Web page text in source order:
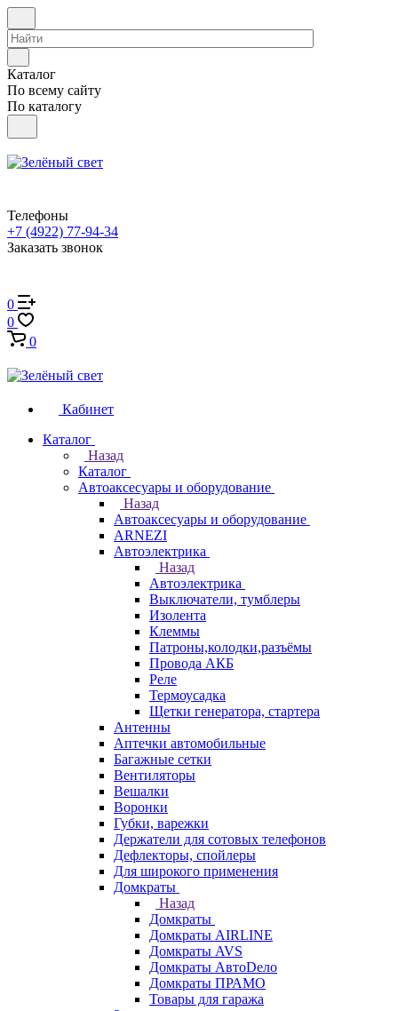
Каталог
По всему сайту
По каталогу
Телефоны
+7 (4922) 77-94-34
Заказать звонок
0
0
0
Кабинет
Каталог
Назад
Каталог
Автоаксесуары и оборудование
Назад
Автоаксесуары и оборудование
ARNEZI
Автоэлектрика
Назад
Автоэлектрика
Выключатели, тумблеры
Изолента
Клеммы
Патроны,колодки,разъёмы
Провода АКБ
Реле
Термоусадка
Щетки генератора, стартера
Антенны
Аптечки автомобильные
Багажные сетки
Вентиляторы
Вешалки
Воронки
Губки, варежки
Держатели для сотовых телефонов
Дефлекторы, спойлеры
Для широкого применения
Домкраты
Назад
Домкраты
Домкраты AIRLINE
Домкраты AVS
Домкраты АвтоDело
Домкраты ПРАМО
Товары для гаража